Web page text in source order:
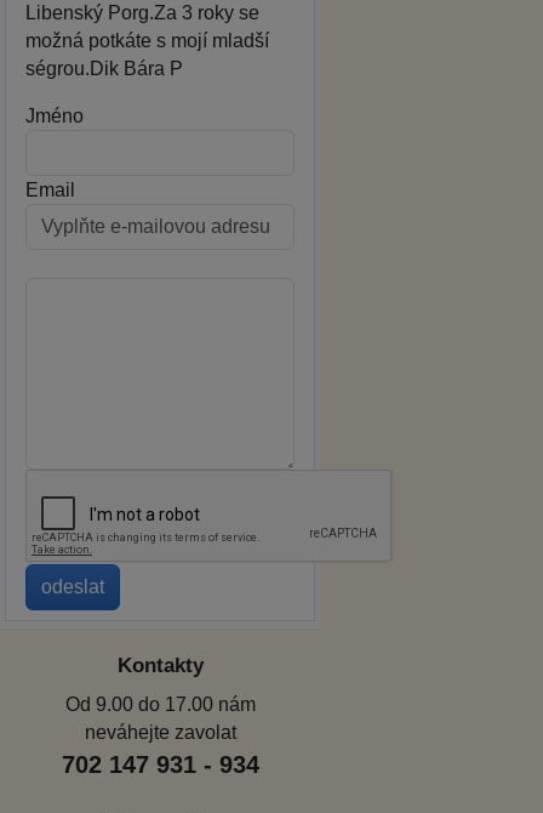
Libenský Porg.Za 3 roky se
možná potkáte s mojí mladší
ségrou.Dik Bára P
Jméno
Email
Kontakty
Od 9.00 do 17.00 nám
neváhejte zavolat
702 147 931 - 934